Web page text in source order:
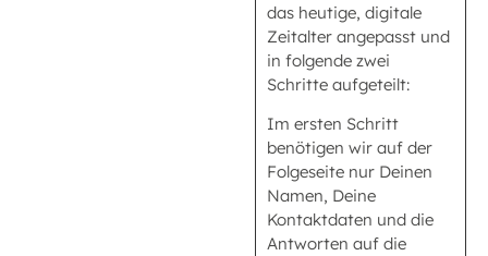
das heutige, digitale
Zeitalter angepasst und
in folgende zwei
Schritte aufgeteilt:
Im ersten Schritt
benötigen wir auf der
Folgeseite nur Deinen
Namen, Deine
Kontaktdaten und die
Antworten auf die